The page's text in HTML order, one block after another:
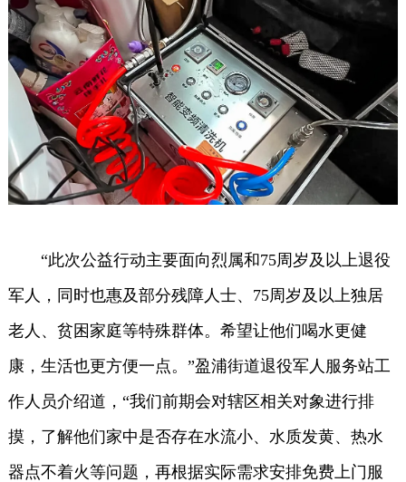
“此次公益行动主要面向烈属和75周岁及以上退役
军人，同时也惠及部分残障人士、75周岁及以上独居
老人、贫困家庭等特殊群体。希望让他们喝水更健
康，生活也更方便一点。”盈浦街道退役军人服务站工
作人员介绍道，“我们前期会对辖区相关对象进行排
摸，了解他们家中是否存在水流小、水质发黄、热水
器点不着火等问题，再根据实际需求安排免费上门服